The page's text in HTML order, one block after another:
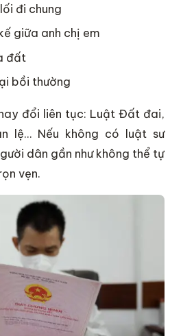
đi chung
giữa anh chị em
đất
bồi thường
đổi liên tục: Luật Đất đai,
lệ… Nếu không có luật sư
dân gần như không thể tự
vẹn.